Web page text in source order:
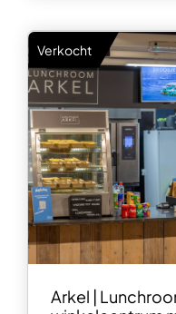
Verkocht
Arkel |